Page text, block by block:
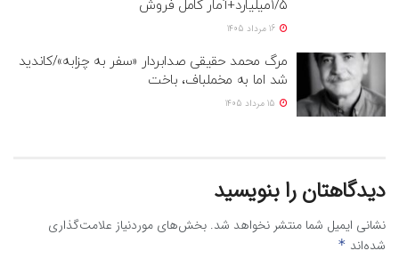
۱/۵میلیارد+آمار کامل فروش
مرگ محمد حقیقی صدابردار «سفر به چزابه»/کاندید
شد اما به مخملباف، باخت
دیدگاهتان را بنویسید
نشانی ایمیل شما منتشر نخواهد شد. بخش‌های موردنیاز علامت‌گذاری
شده‌اند *